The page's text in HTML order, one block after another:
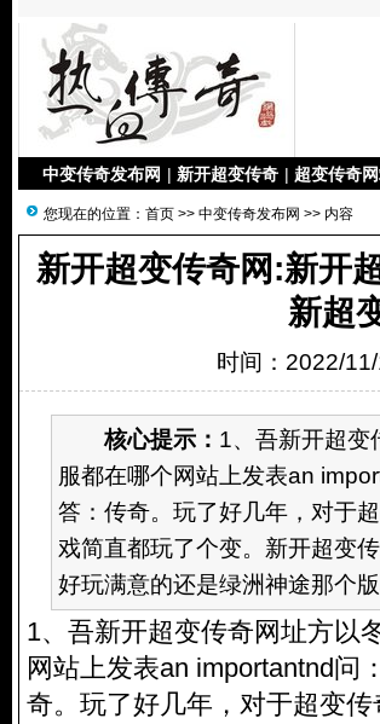
中变传奇发布网 | 新开超变传奇 | 超变传奇
您现在的位置： 首页 >> 中变传奇发布网 >> 内容
新开超变传奇网:新开
新超
时间：2022/
核心提示： 1、吾新开超变
服都在哪个网站上发表an
答：传奇。玩了好几年，对于
戏简直都玩了个变。新开超变
好玩满意的还是绿洲神途那个
1、吾新开超变传奇网址方以
网站上发表an importantnd问
奇。玩了好几年，对于超变